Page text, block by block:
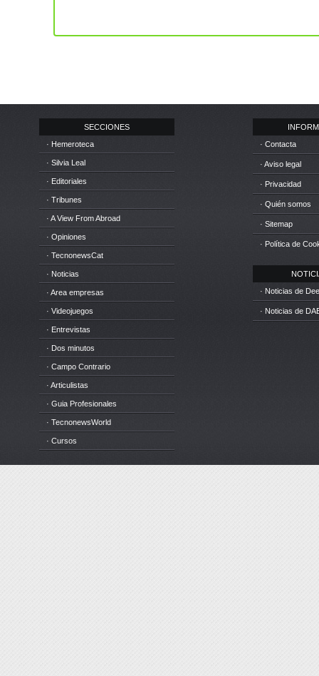
SECCIONES
· Hemeroteca
· Silvia Leal
· Editoriales
· Tribunes
· A View From Abroad
· Opiniones
· TecnonewsCat
· Noticias
· Area empresas
· Videojuegos
· Entrevistas
· Dos minutos
· Campo Contrario
· Articulistas
· Guia Profesionales
· TecnonewsWorld
· Cursos
· Contacta
· Aviso legal
· Privacidad
· Quién somos
· Sitemap
· Política de
· Noticias de
· Noticias de